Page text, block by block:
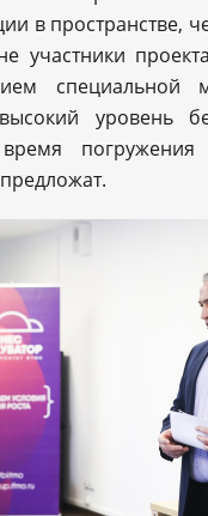
в пространстве,
участники
специальной
уровень
погружения